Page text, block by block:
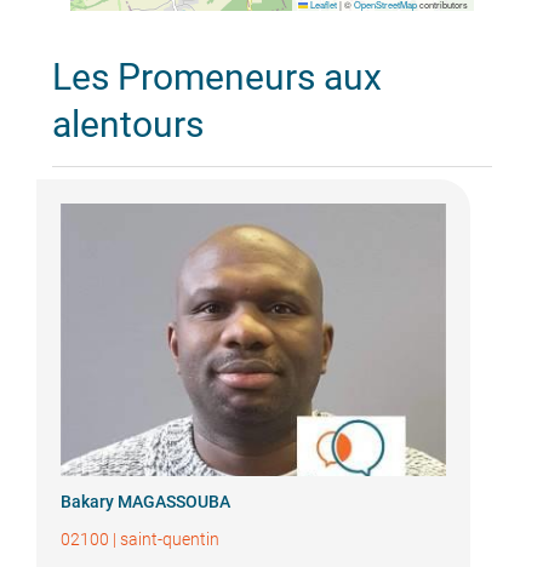
Leaflet |©OpenStreetMapcontributors
Les Promeneurs aux
alentours
Bakary MAGASSOUBA
02100 | saint-quentin